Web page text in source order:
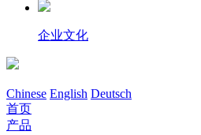
企业文化
Chinese English Deutsch
首页
产品